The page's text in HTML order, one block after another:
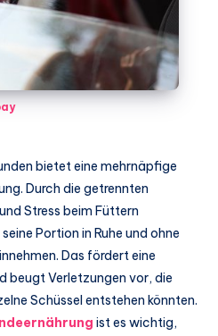
bietet eine mehrnäpfige
Durch die getrennten
Stress beim Füttern
Portion in Ruhe und ohne
Das fördert eine
beugt Verletzungen vor, die
Schüssel entstehen könnten.
ist es wichtig,